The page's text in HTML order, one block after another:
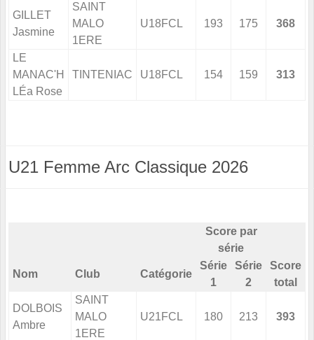
GILLET
Jasmine
SAINT
MALO
1ERE
U18FCL 193 175 368
LE
MANAC'H
LÉa Rose
TINTENIAC U18FCL 154 159 313
U21 Femme Arc Classique 2026
Score par
série
Nom Club Catégorie
Série
1
Série
2
Score
total
DOLBOIS
Ambre
SAINT
MALO
1ERE
U21FCL 180 213 393